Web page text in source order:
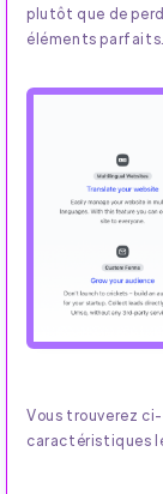
plutôt que de
éléments parfaits.
Vous trouverez
caractéristiques